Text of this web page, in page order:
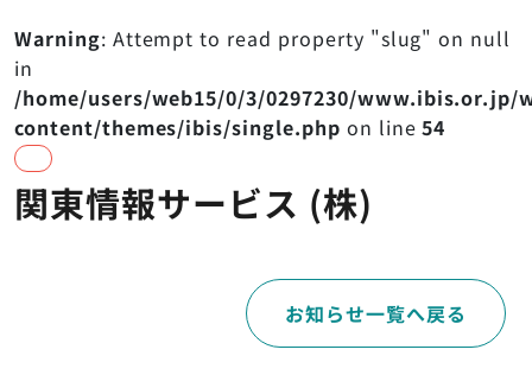
関連リンク プライバシーポリシー
© IBIS All Rights Reserved.
Warning: Attempt to read property "slug" on null
in
/home/users/web15/0/3/0297230/www.ibis.or.jp/
content/themes/ibis/single.php on line54
関東情報サービス (株)
お知らせ一覧へ戻る